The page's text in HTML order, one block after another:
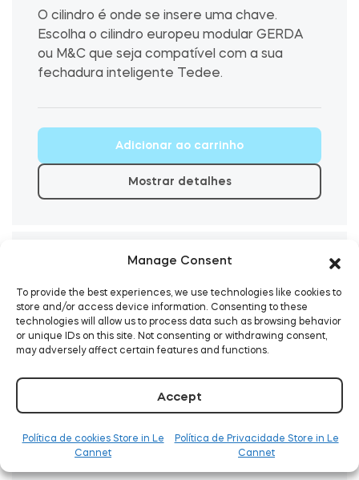
Manage Consent
To provide the best experiences, we use technologies like cookies to
store and/or access device information. Consenting to these
technologies will allow us to process data such as browsing behavior
or unique IDs on this site. Not consenting or withdrawing consent,
may adversely affect certain features and functions.
Accept
Política de cookies Store in Le
Cannet
Política de Privacidade Store in Le
Cannet
Tedee GO2
Tedee GO2
O cilindro é onde se insere uma chave.
Escolha o cilindro europeu modular GERDA
ou M&C que seja compatível com a sua
fechadura inteligente Tedee.
Adicionar ao carrinho
Mostrar detalhes